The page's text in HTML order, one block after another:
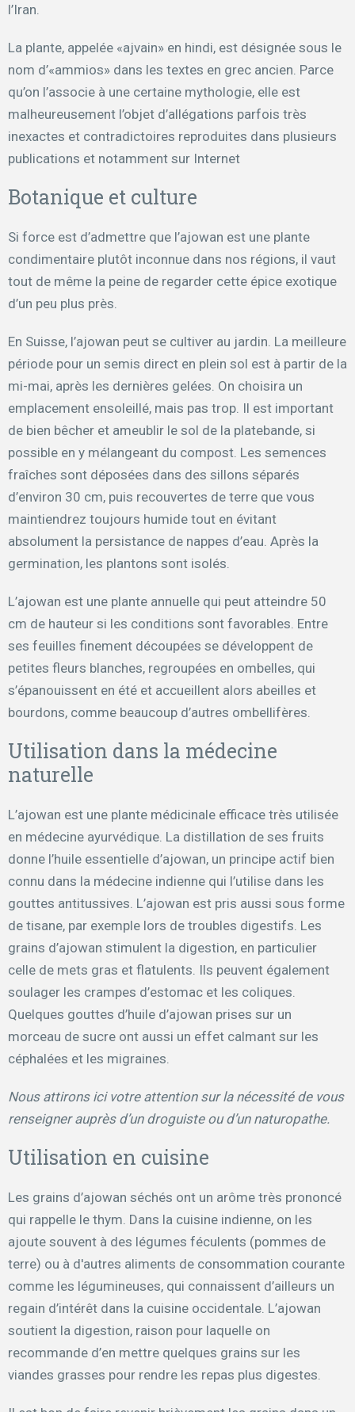
l’Iran.
La plante, appelée «ajvain» en hindi, est désignée sous le
nom d’«ammios» dans les textes en grec ancien. Parce
qu’on l’associe à une certaine mythologie, elle est
malheureusement l’objet d’allégations parfois très
inexactes et contradictoires reproduites dans plusieurs
publications et notamment sur Internet
Botanique et culture
Si force est d’admettre que l’ajowan est une plante
condimentaire plutôt inconnue dans nos régions, il vaut
tout de même la peine de regarder cette épice exotique
d’un peu plus près.
En Suisse, l’ajowan peut se cultiver au jardin. La meilleure
période pour un semis direct en plein sol est à partir de la
mi-mai, après les dernières gelées. On choisira un
emplacement ensoleillé, mais pas trop. Il est important
de bien bêcher et ameublir le sol de la platebande, si
possible en y mélangeant du compost. Les semences
fraîches sont déposées dans des sillons séparés
d’environ 30 cm, puis recouvertes de terre que vous
maintiendrez toujours humide tout en évitant
absolument la persistance de nappes d’eau. Après la
germination, les plantons sont isolés.
L’ajowan est une plante annuelle qui peut atteindre 50
cm de hauteur si les conditions sont favorables. Entre
ses feuilles finement découpées se développent de
petites fleurs blanches, regroupées en ombelles, qui
s’épanouissent en été et accueillent alors abeilles et
bourdons, comme beaucoup d’autres ombellifères.
Utilisation dans la médecine
naturelle
L’ajowan est une plante médicinale efficace très utilisée
en médecine ayurvédique. La distillation de ses fruits
donne l’huile essentielle d’ajowan, un principe actif bien
connu dans la médecine indienne qui l’utilise dans les
gouttes antitussives. L’ajowan est pris aussi sous forme
de tisane, par exemple lors de troubles digestifs. Les
grains d’ajowan stimulent la digestion, en particulier
celle de mets gras et flatulents. Ils peuvent également
soulager les crampes d’estomac et les coliques.
Quelques gouttes d’huile d’ajowan prises sur un
morceau de sucre ont aussi un effet calmant sur les
céphalées et les migraines.
Nous attirons ici votre attention sur la nécessité de vous
renseigner auprès d’un droguiste ou d’un naturopathe.
Utilisation en cuisine
Les grains d’ajowan séchés ont un arôme très prononcé
qui rappelle le thym. Dans la cuisine indienne, on les
ajoute souvent à des légumes féculents (pommes de
terre) ou à d'autres aliments de consommation courante
comme les légumineuses, qui connaissent d’ailleurs un
regain d’intérêt dans la cuisine occidentale. L’ajowan
soutient la digestion, raison pour laquelle on
recommande d’en mettre quelques grains sur les
viandes grasses pour rendre les repas plus digestes.